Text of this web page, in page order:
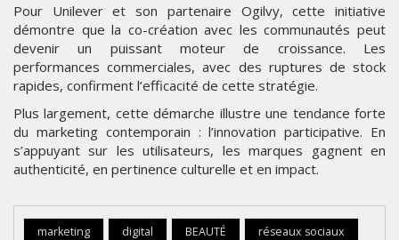
Pour Unilever et son partenaire Ogilvy, cette initiative
démontre que la co-création avec les communautés peut
devenir un puissant moteur de croissance. Les
performances commerciales, avec des ruptures de stock
rapides, confirment l’efficacité de cette stratégie.
Plus largement, cette démarche illustre une tendance forte
du marketing contemporain : l’innovation participative. En
s’appuyant sur les utilisateurs, les marques gagnent en
authenticité, en pertinence culturelle et en impact.
marketing digital BEAUTÉ
réseaux sociaux